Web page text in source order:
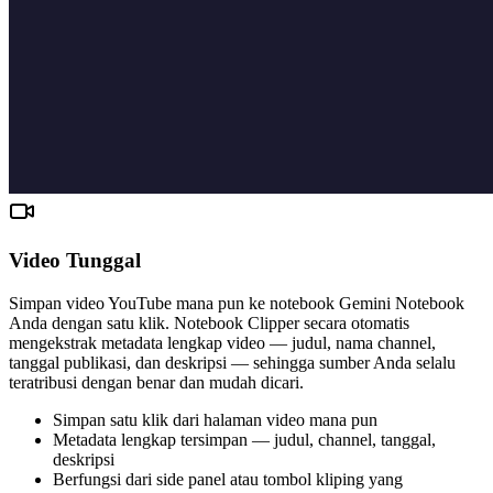
Video Tunggal
Simpan video YouTube mana pun ke notebook Gemini Notebook
Anda dengan satu klik. Notebook Clipper secara otomatis
mengekstrak metadata lengkap video — judul, nama channel,
tanggal publikasi, dan deskripsi — sehingga sumber Anda selalu
teratribusi dengan benar dan mudah dicari.
Simpan satu klik dari halaman video mana pun
Metadata lengkap tersimpan — judul, channel, tanggal,
deskripsi
Berfungsi dari side panel atau tombol kliping yang